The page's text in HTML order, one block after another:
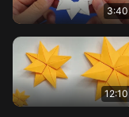
3:40
12:10